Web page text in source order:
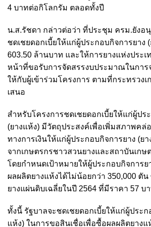
4 บาทต่อกิโลกรัม ตลอดทั้งปี
น.ส.รัชดา กล่าวต่อว่า ที่ประชุม ครม.ยังอ
ชดเชยดอกเบี้ยให้แก่ผู้ประกอบกิจการยาง (
603.50 ล้านบาท และให้การยางแห่งประเ
หน้าที่ขอรับการจัดสรรงบประมาณในการ
ให้กับผู้เข้าร่วมโครงการ ตามที่กระทรวง
เสนอ
สำหรับโครงการชดเชยดอกเบี้ยให้แก่ผู้ปร
(ยางแห้ง) มีวัตถุประสงค์เพื่อเพิ่มสภาพค
ทางการเงินให้แก่ผู้ประกอบกิจการยาง (ย
จากเกษตรกรชาวสวนยางและสถาบันเกษ
โดยกำหนดเป้าหมายให้ผู้ประกอบกิจการย
ผลผลิตยางแห้งได้ไม่น้อยกว่า 350,000 ตั
ยางแผ่นดิบเฉลี่ยในปี 2564 ที่มีราคา 57 บ
ทั้งนี้ รัฐบาลจะชดเชยดอกเบี้ยให้แก่ผู้ประก
แห้ง) ในการขอสินเชื่อเพื่อซื้อผลผลิตยางแ